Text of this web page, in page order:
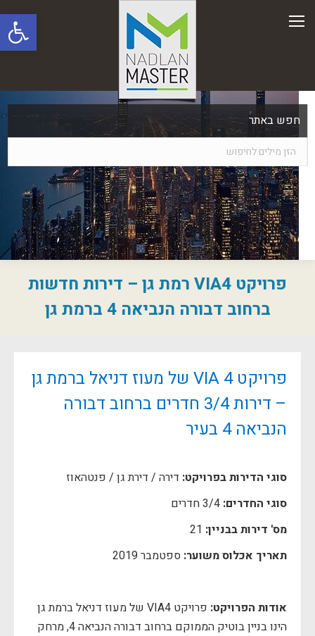
פתח
חפש באתר
פרויקט VIA4 רמת גן – דירות חדשות
ברחוב דבורה הנביאה 4 ברמת גן
פרויקט VIA 4 של מעוז דניאל ברמת גן
– דירות 3/4 חדרים ברחוב דבורה
הנביאה 4 בעיר
סוגי הדירות בפרויקט: דירה / דירת גן / פנטהאוז
סוגי החדרים:
מס' דירות בבניין:
תאריך אכלוס משוער: ספטמבר 2019
אודות הפרויקט:
פרויקט VIA4 של מעוז דניאל ברמת גן
הינו בניין בוטיק הממוקם ברחוב דבורה הנביאה 4, מרחק